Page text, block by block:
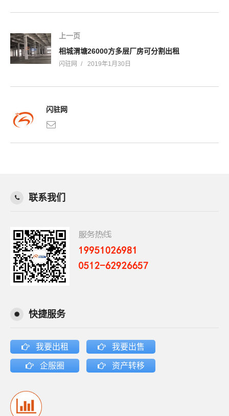
上一页
相城渭塘26000方多层厂房可分割出租
闪驻网 2019年1月30日
闪驻网
联系我们
快捷服务
我要出租 我要出售
企服圈 资产转移